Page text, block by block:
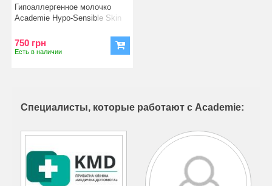
Cleanser
Гипоаллергенное молочко
Academie Hypo-Sensible Skin
750 грн
Есть в наличии
Специалисты, которые работают с Academie: